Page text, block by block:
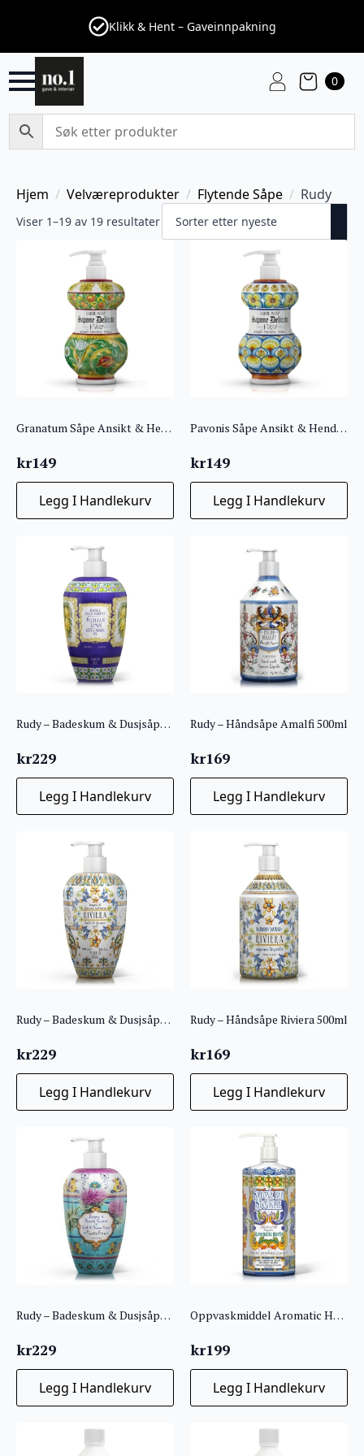
Klikk & Hent – Gaveinnpakning
0
Hjem Velværeprodukter Flytende Såpe Rudy
Viser 1–19 av 19 resultater
Granatum Såpe Ansikt & Hender 400ml
kr149
Legg I Handlekurv
Pavonis Såpe Ansikt & Hender 400ml
kr149
Legg I Handlekurv
Rudy – Badeskum & Dusjsåpe 700ml – Sicilian Lemon
kr229
Legg I Handlekurv
Rudy – Håndsåpe Amalfi 500ml
kr169
Legg I Handlekurv
Rudy – Badeskum & Dusjsåpe 700ml – Riviera
kr229
Legg I Handlekurv
Rudy – Håndsåpe Riviera 500ml
kr169
Legg I Handlekurv
Rudy – Badeskum & Dusjsåpe 700ml – Portofino
kr229
Legg I Handlekurv
Oppvaskmiddel Aromatic Herbs 750ml
kr199
Legg I Handlekurv